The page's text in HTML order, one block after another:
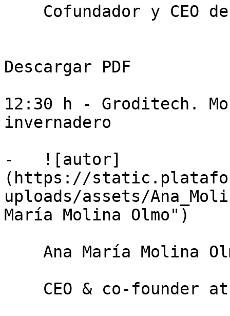
Descargar PDF
12:30 h - Groditech.
invernadero
-   ![autor]
(https://
uploads/assets/
María Molina Olmo")